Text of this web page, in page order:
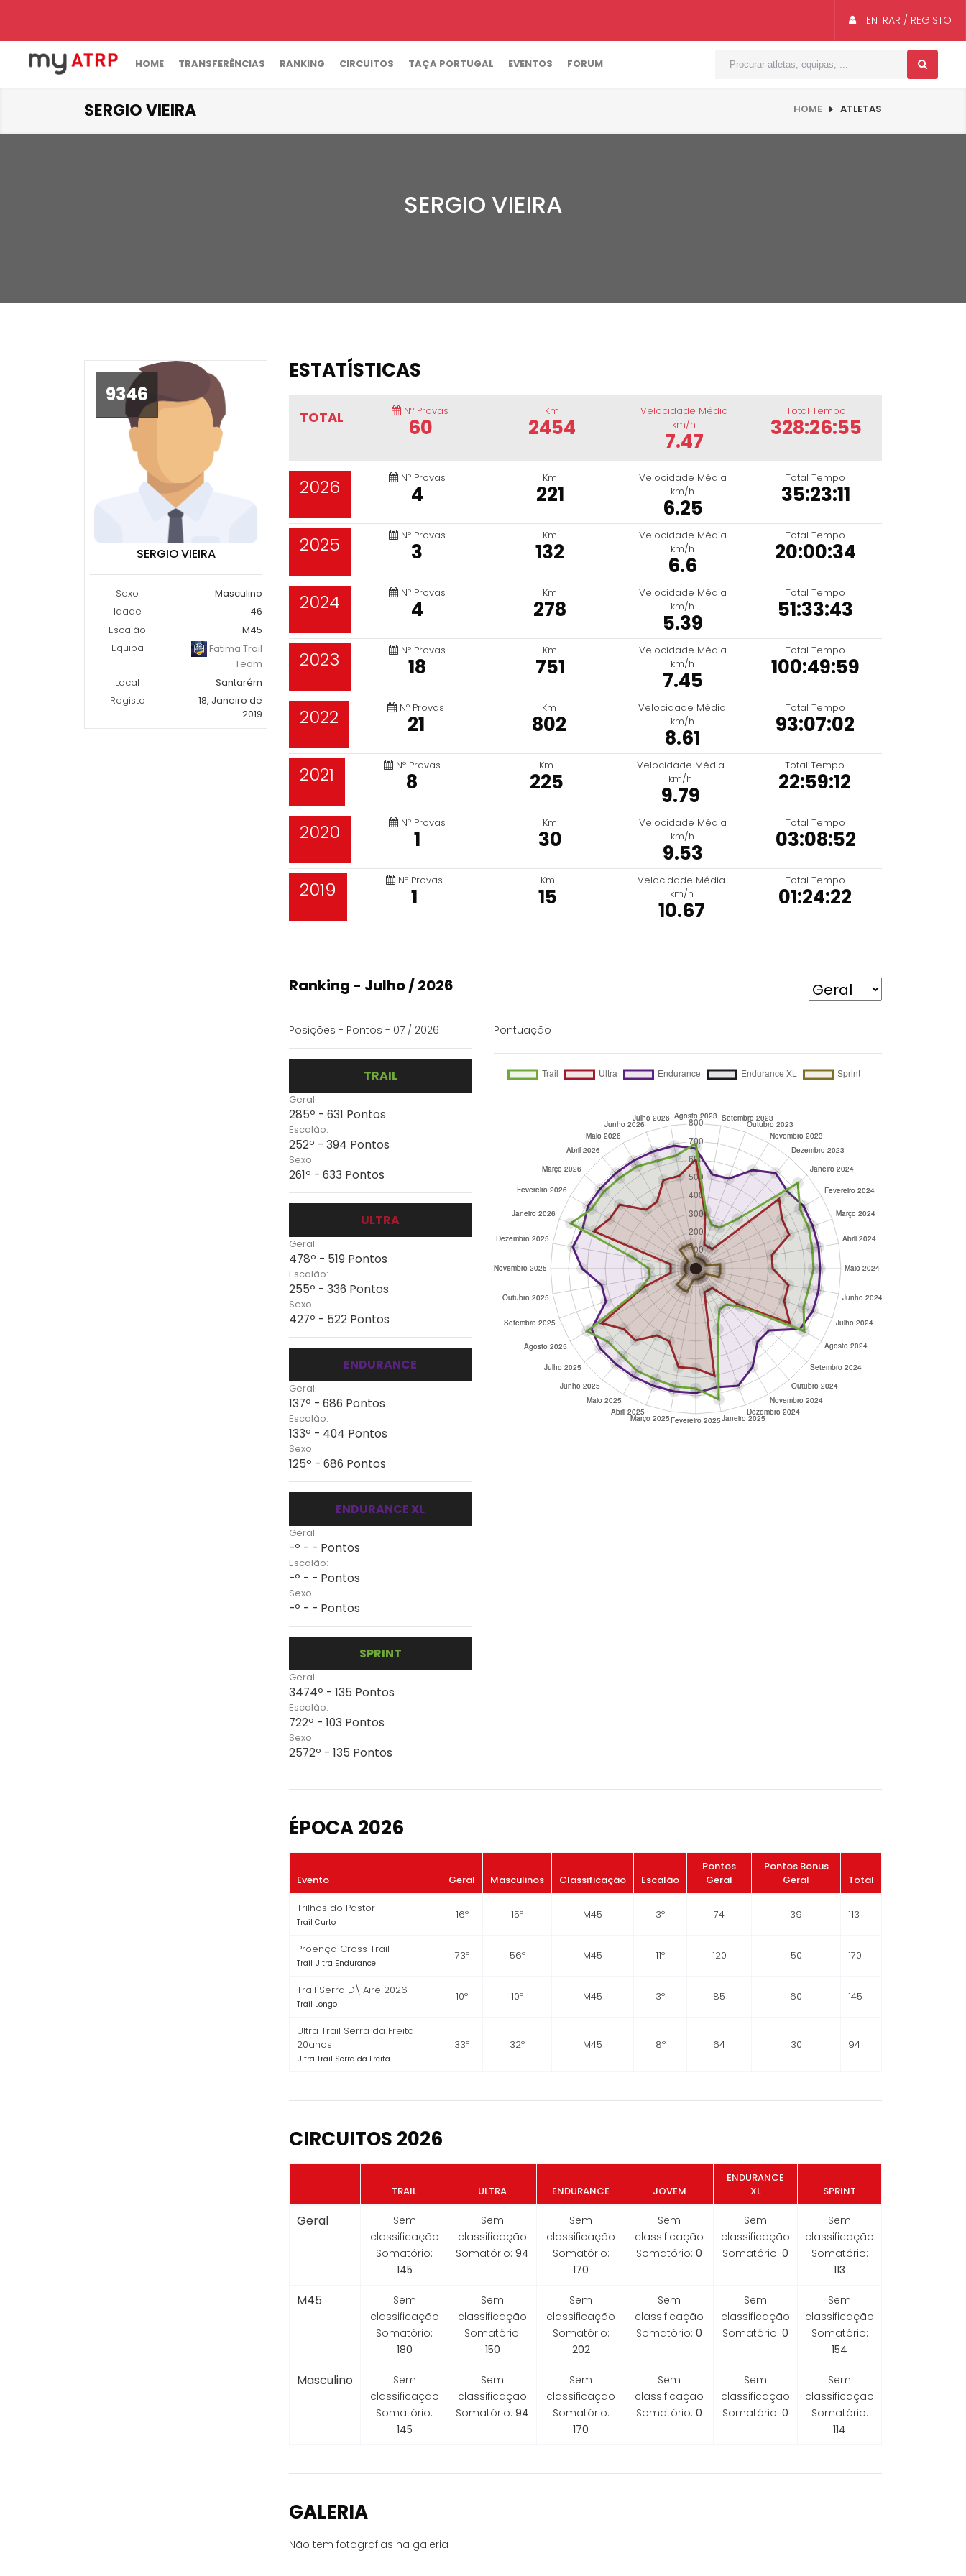
ENTRAR / REGISTO
HOME TRANSFERÊNCIAS RANKING CIRCUITOS TAÇA PORTUGAL EVENTOS FORUM
SERGIO VIEIRA HOME ATLETAS
SERGIO VIEIRA
9346
SERGIO VIEIRA
Sexo
Masculino
Idade
46
Escalão
M45
Equipa
Fatima Trail
Team
Local
Santarém
Registo
18, Janeiro de
2019
ESTATÍSTICAS
TOTAL Nº Provas
60
Km
2454
Velocidade Média
km/h
7.47
Total Tempo
328:26:55
2026 Nº Provas
4
Km
221
Velocidade Média
km/h
6.25
Total Tempo
35:23:11
2025 Nº Provas
3
Km
132
Velocidade Média
km/h
6.6
Total Tempo
20:00:34
2024 Nº Provas
4
Km
278
Velocidade Média
km/h
5.39
Total Tempo
51:33:43
2023 Nº Provas
18
Km
751
Velocidade Média
km/h
7.45
Total Tempo
100:49:59
2022 Nº Provas
21
Km
802
Velocidade Média
km/h
8.61
Total Tempo
93:07:02
2021 Nº Provas
8
Km
225
Velocidade Média
km/h
9.79
Total Tempo
22:59:12
2020 Nº Provas
1
Km
30
Velocidade Média
km/h
9.53
Total Tempo
03:08:52
2019 Nº Provas
1
Km
15
Velocidade Média
km/h
10.67
Total Tempo
01:24:22
Ranking - Julho / 2026
Posições - Pontos - 07 / 2026
TRAIL
Geral:
285º - 631 Pontos
Escalão:
252º - 394 Pontos
Sexo:
261º - 633 Pontos
ULTRA
Geral:
478º - 519 Pontos
Escalão:
255º - 336 Pontos
Sexo:
427º - 522 Pontos
ENDURANCE
Geral:
137º - 686 Pontos
Escalão:
133º - 404 Pontos
Sexo:
125º - 686 Pontos
ENDURANCE XL
Geral:
-º - - Pontos
Escalão:
-º - - Pontos
Sexo:
-º - - Pontos
SPRINT
Geral:
3474º - 135 Pontos
Escalão:
722º - 103 Pontos
Sexo:
2572º - 135 Pontos
Pontuação
ÉPOCA 2026
Evento Geral Masculinos Classificação Escalão
Pontos
Geral
Pontos Bonus
Geral
Total
Trilhos do Pastor
Trail Curto
16º 15º M45 3º 74 39 113
Proença Cross Trail
Trail Ultra Endurance
73º 56º M45 11º 120 50 170
Trail Serra D\'Aire 2026
Trail Longo
10º 10º M45 3º 85 60 145
Ultra Trail Serra da Freita
20anos
Ultra Trail Serra da Freita
33º 32º M45 8º 64 30 94
CIRCUITOS 2026
TRAIL ULTRA ENDURANCE JOVEM
ENDURANCE
XL
SPRINT
Geral
Sem
classificação
Somatório:
145
Sem
classificação
Somatório: 94
Sem
classificação
Somatório:
170
Sem
classificação
Somatório: 0
Sem
classificação
Somatório: 0
Sem
classificação
Somatório:
113
M45
Sem
classificação
Somatório:
180
Sem
classificação
Somatório:
150
Sem
classificação
Somatório:
202
Sem
classificação
Somatório: 0
Sem
classificação
Somatório: 0
Sem
classificação
Somatório:
154
Masculino
Sem
classificação
Somatório:
145
Sem
classificação
Somatório: 94
Sem
classificação
Somatório:
170
Sem
classificação
Somatório: 0
Sem
classificação
Somatório: 0
Sem
classificação
Somatório:
114
GALERIA
Não tem fotografias na galeria